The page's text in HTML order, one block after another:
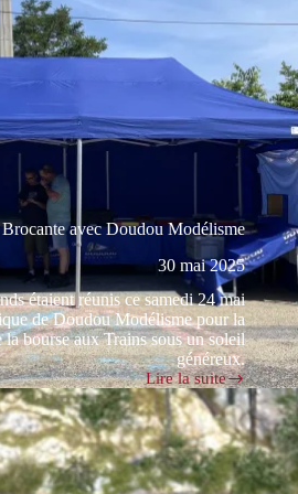
2025)
avec Doudou Modélisme
30 mai 2025
étaient réunis ce samedi 24 mai
de Doudou Modélisme pour la
bourse aux Trains sous un soleil
généreux.
Lire la suite
Rail
Brocante
avec
Doudou
Modélisme